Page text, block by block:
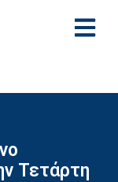
Τετάρτη